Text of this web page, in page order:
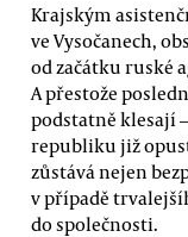
Krajským
ve Vysočanech,
od začátku ruské
A přestože
podstatně klesají
republiku již
zůstává nejen
v případě
do společnosti.